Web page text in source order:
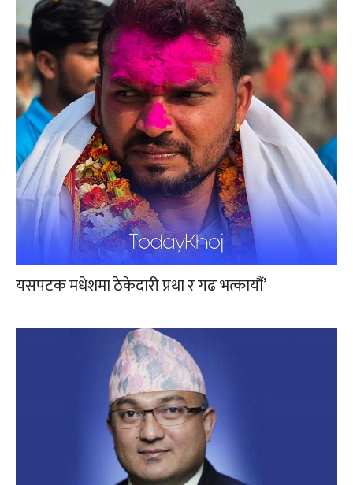
यसपटक मधेशमा ठेकेदारी प्रथा र गढ भत्कायौं’